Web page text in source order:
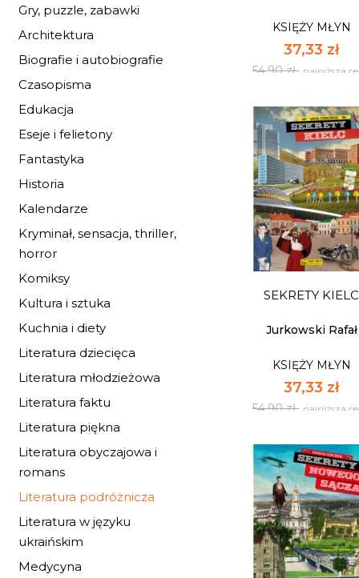
Gry, puzzle, zabawki
Architektura
Biografie i autobiografie
Czasopisma
Edukacja
Eseje i felietony
Fantastyka
Historia
Kalendarze
Kryminał, sensacja, thriller,
horror
Komiksy
Kultura i sztuka
Kuchnia i diety
Literatura dziecięca
Literatura młodzieżowa
Literatura faktu
Literatura piękna
Literatura obyczajowa i
romans
Literatura podróżnicza
Literatura w języku
ukraińskim
Medycyna
DO KOSZYKA
KSIĘŻY MŁYN
37,33 zł
54,90 zł najniższa
SEKRETY
KSIĘŻY MŁYN
37,33 zł
54,90 zł najniższa
Dostępnych: 10
Ilość:
DO KOSZYKA
SEKRETY KIELC
Jurkowski Rafał
KSIĘŻY MŁYN
37,33 zł
54,90 zł najniższa
SEKRETY KIELC
KSIĘŻY MŁYN